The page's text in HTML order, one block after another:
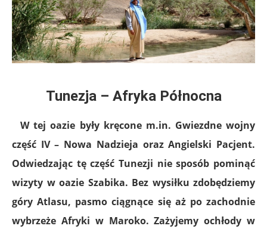
Tunezja – Afryka Północna
W tej oazie były kręcone m.in. Gwiezdne wojny
część IV – Nowa Nadzieja oraz Angielski Pacjent.
Odwiedzając tę część Tunezji nie sposób pominąć
wizyty w oazie Szabika. Bez wysiłku zdobędziemy
góry Atlasu, pasmo ciągnące się aż po zachodnie
wybrzeże Afryki w Maroko. Zażyjemy ochłody w